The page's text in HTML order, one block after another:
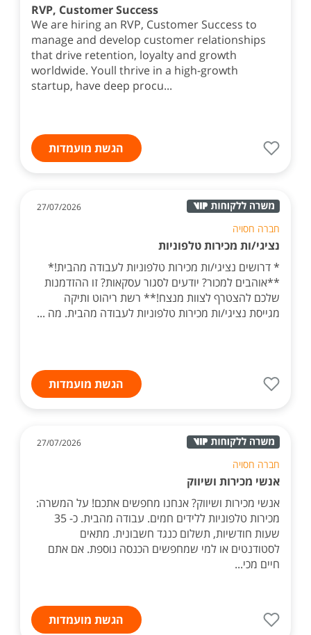
RVP, Customer Success
We are hiring an RVP, Customer Success to
manage and develop customer relationships
that drive retention, loyalty and growth
worldwide. Youll thrive in a high-growth
startup, have deep procu...
הגשת מועמדות
27/07/2026
חברה חסויה
נציגי/ות מכירות טלפוניות
* דרושים נציגי/ות מכירות טלפוניות לעבודה מהבית!*
**אוהבים למכור? יודעים לסגור עסקאות? זו ההזדמנות
שלכם להצטרף לצוות מנצח!** רשת ריהוט ותיקה
מגייסת נציגי/ות מכירות טלפוניות לעבודה מהבית. מה ...
הגשת מועמדות
27/07/2026
חברה חסויה
אנשי מכירות ושיווק
אנשי מכירות ושיווק? אנחנו מחפשים אתכם! על המשרה:
מכירות טלפוניות ללידים חמים. עבודה מהבית. כ- 35
שעות חודשיות, תשלום כנגד חשבונית. מתאים
לסטודנטים או למי שמחפשים הכנסה נוספת. אם אתם
חיים מכי...
הגשת מועמדות